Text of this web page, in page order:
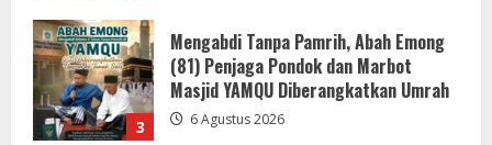
4
TANGKAP OKNUM IS PREMAN YANG
MENGAKU DARI PT LKA, MENGANCAM
MEDIA DAN LEMBAGA SERTA BERUPAYA
MELAKUKAN SUAP!
6 Agustus 2026